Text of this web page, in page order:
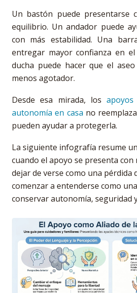
Un bastón puede presentarse
equilibrio. Un andador puede
con más estabilidad. Una
entregar mayor confianza en
ducha puede hacer que el
menos agotador.
Desde esa mirada, los
autonomía en casa no
pueden ayudar a protegerla.
La siguiente infografía resume
cuando el apoyo se presenta con
dejar de verse como una pérdida
comenzar a entenderse como
conservar autonomía, seguridad